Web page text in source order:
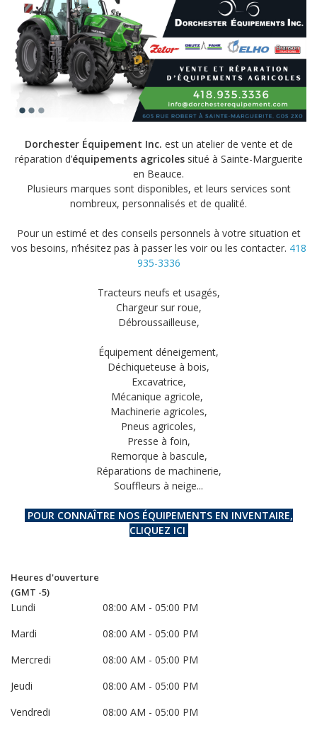
Dorchester Équipement Inc. est un atelier de vente et de
réparation d’équipements agricolessitué à Sainte-Marguerite
en Beauce.
Plusieurs marques sont disponibles, et leurs services sont
nombreux, personnalisés et de qualité.
Pour un estimé et des conseils personnels à votre situation et
vos besoins, n’hésitez pas à passer les voir ou les contacter. 418
935-3336
Tracteurs neufs et usagés,
Chargeur sur roue,
Débroussailleuse,
Équipement déneigement,
Déchiqueteuse à bois,
Excavatrice,
Mécanique agricole,
Machinerie agricoles,
Pneus agricoles,
Presse à foin,
Remorque à bascule,
Réparations de machinerie,
Souffleurs à neige...
POUR CONNAÎTRE NOS ÉQUIPEMENTS EN INVENTAIRE,
CLIQUEZ ICI
Heures d'ouverture
(GMT -5)
Lundi 08:00 AM - 05:00 PM
Mardi
08:00 AM - 05:00 PM
Mercredi
08:00 AM - 05:00 PM
Jeudi
08:00 AM - 05:00 PM
Vendredi
08:00 AM - 05:00 PM